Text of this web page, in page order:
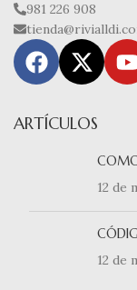
981 226 908
ARTÍCULOS
12 de
12 de